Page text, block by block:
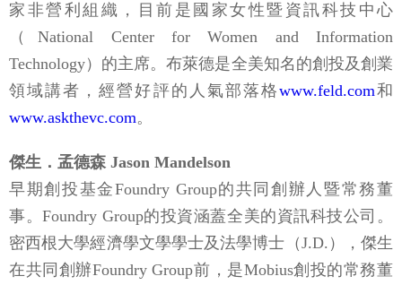
家非營利組織，目前是國家女性暨資訊科技中心
（National Center for Women and Information
Technology）的主席。布萊德是全美知名的創投及創業
領域講者，經營好評的人氣部落格www.feld.com和
www.askthevc.com。
傑生．孟德森 Jason Mandelson
早期創投基金Foundry Group的共同創辦人暨常務董
事。Foundry Group的投資涵蓋全美的資訊科技公司。
密西根大學經濟學文學學士及法學博士（J.D.），傑生
在共同創辦Foundry Group前，是Mobius創投的常務董